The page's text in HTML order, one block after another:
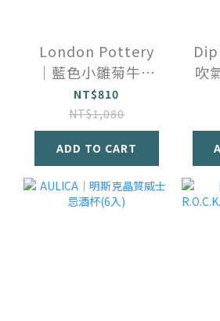
London Pottery
｜藍色小雛菊牛奶
罐及糖碗套組
NT$810
NT$1,080
ADD TO CART
吹